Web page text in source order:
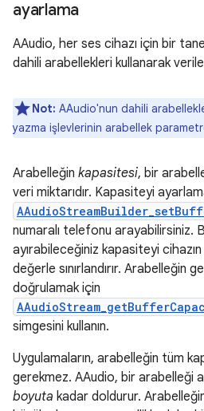
ayarlama
AAudio, her ses cihazı için bir
dahili arabellekleri kullanarak
Not: AAudio'nun dahili
yazma işlevlerinin arabellek
Arabelleğin kapasitesi, bir
veri miktarıdır. Kapasiteyi
numaralı telefonu arayabilirsiniz.
ayırabileceğiniz kapasiteyi
değerle sınırlandırır. Arabelleğin
doğrulamak için
simgesini kullanın.
Uygulamaların, arabelleğin tüm
gerekmez. AAudio, bir arabelleği
boyuta kadar doldurur.